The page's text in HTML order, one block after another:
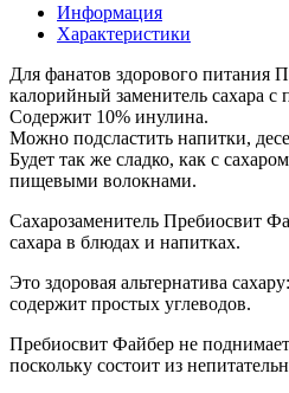
Информация
Характеристики
Для фанатов здорового питания
калорийный заменитель сахара
Содержит 10% инулина.
Можно подсластить напитки,
Будет так же сладко, как с
пищевыми волокнами.
Сахарозаменитель Пребиосвит
сахара в блюдах и напитках.
Это здоровая альтернатива
содержит простых углеводов.
Пребиосвит Файбер не
поскольку состоит из